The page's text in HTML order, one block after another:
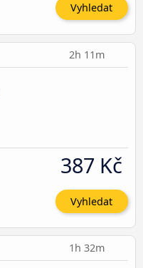
Vyhledat
2h 11m
387 Kč
Vyhledat
1h 32m